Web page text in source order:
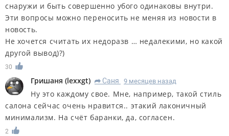
снаружи и быть совершенно убого одинаковы внутри.
Эти вопросы можно переносить не меняя из новости в
новость.
Не хочется считать их недоразв … недалекими, но какой
другой вывод)?)
30
Гришаня (lexxgt) R Саня 9 месяцев назад
Ну это каждому свое. Мне, например, такой стиль
салона сейчас очень нравится.. этакий лаконичный
минимализм. На счёт баранки, да, согласен.
2